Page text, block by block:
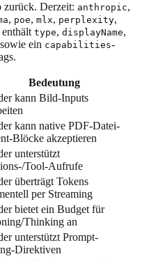
zurück. Derzeit: anthropic,
, poe, mlx, perplexity,
enthält type, displayName,
sowie ein capabilities-
Bedeutung
kann Bild-Inputs
kann native PDF-Datei-
Blöcke akzeptieren
unterstützt
Tool-Aufrufe
überträgt Tokens
per Streaming
bietet ein Budget für
Thinking an
unterstützt Prompt-
Direktiven